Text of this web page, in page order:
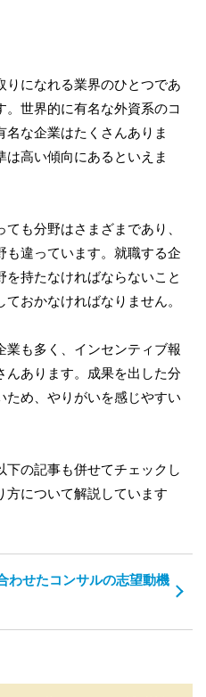
りになれる業界のひとつであ
。世界的に有名な外資系のコ
名な企業はたくさんありま
高い傾向にあるといえま
も分野はさまざまであり、
違っています。就職する企
持たなければならないこと
おかなければなりません。
業も多く、インセンティブ報
んあります。成果を出した分
ため、やりがいを感じやすい
下の記事も併せてチェックし
方について解説しています
わせたコンサルの志望動機